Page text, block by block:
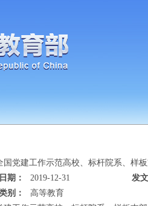
党建工作示范高校、标杆院系、样
期： 2019-12-31 发
别：
高等教育